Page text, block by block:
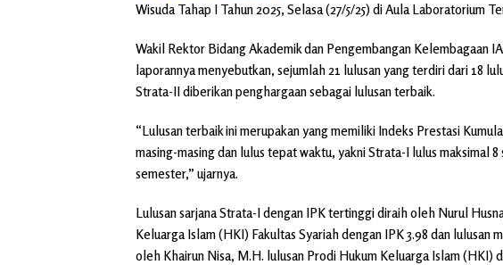
Wisuda Tahap I Tahun 2025, Selasa (27/5/25) di Aula Laboratorium
Wakil Rektor Bidang Akademik dan Pengembangan Kelembagaan
laporannya menyebutkan, sejumlah 21 lulusan yang terdiri dari 18
Strata-II diberikan penghargaan sebagai lulusan terbaik.
“Lulusan terbaik ini merupakan yang memiliki Indeks Prestasi
masing-masing dan lulus tepat waktu, yakni Strata-I lulus maksimal
semester,” ujarnya.
Lulusan sarjana Strata-I dengan IPK tertinggi diraih oleh Nurul
Keluarga Islam (HKI) Fakultas Syariah dengan IPK 3.98 dan
oleh Khairun Nisa, M.H. lulusan Prodi Hukum Keluarga Islam (HKI)